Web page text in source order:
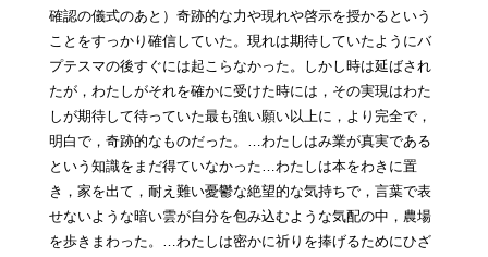
確認の儀式のあと）奇跡的な力や現れや啓示を授かるという
ことをすっかり確信していた。現れは期待していたようにバ
プテスマの後すぐには起こらなかった。しかし時は延ばされ
たが，わたしがそれを確かに受けた時には，その実現はわた
しが期待して待っていた最も強い願い以上に，より完全で，
明白で，奇跡的なものだった。…わたしはみ業が真実である
という知識をまだ得ていなかった…わたしは本をわきに置
き，家を出て，耐え難い憂鬱な絶望的な気持ちで，言葉で表
せないような暗い雲が自分を包み込むような気配の中，農場
を歩きまわった。…わたしは密かに祈りを捧げるためにひざ